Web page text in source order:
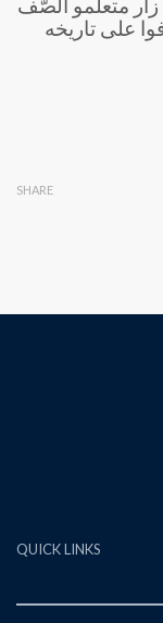
متعلمو الصّف
على تاريخه
SHARE
QUICK LINKS